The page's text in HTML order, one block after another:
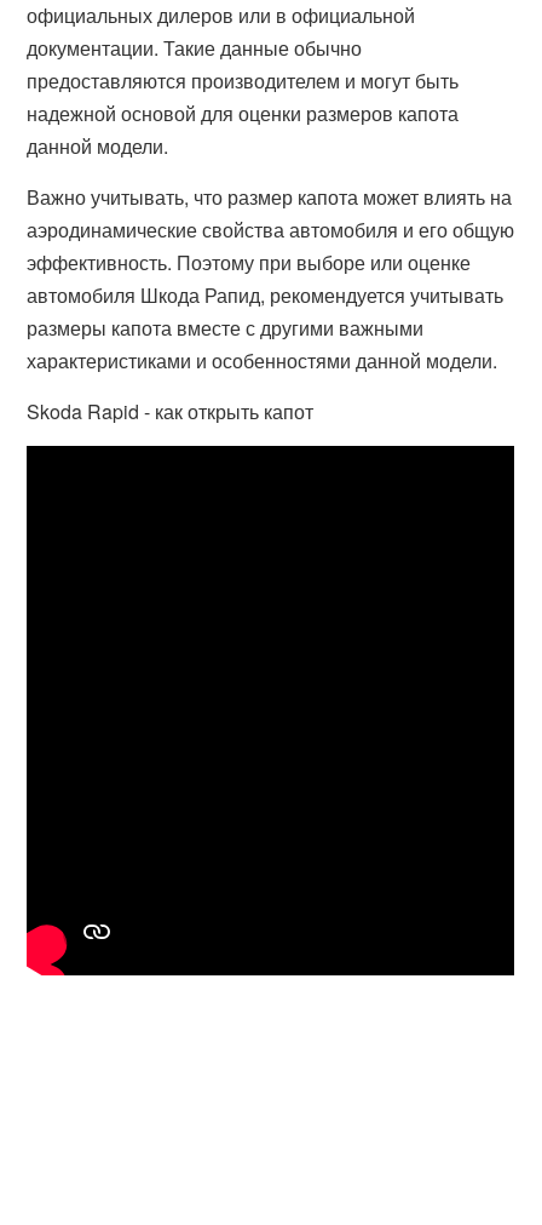
официальных дилеров или в официальной
документации. Такие данные обычно
предоставляются производителем и могут быть
надежной основой для оценки размеров капота
данной модели.
Важно учитывать, что размер капота может влиять на
аэродинамические свойства автомобиля и его общую
эффективность. Поэтому при выборе или оценке
автомобиля Шкода Рапид, рекомендуется учитывать
размеры капота вместе с другими важными
характеристиками и особенностями данной модели.
Skoda Rapid - как открыть капот